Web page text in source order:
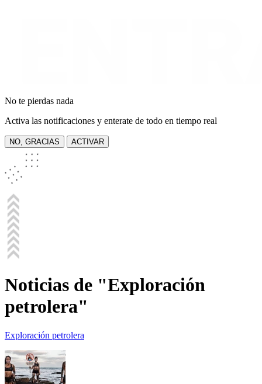
No te pierdas nada
Activa las notificaciones y enterate de todo en tiempo real
NO, GRACIAS ACTIVAR
Noticias de "Exploración
petrolera"
Exploración petrolera